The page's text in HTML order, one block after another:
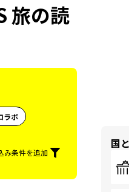
旅の読
ラボ
み条件を追加
国